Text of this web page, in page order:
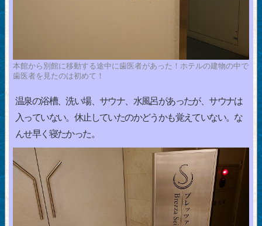
本館から別館に移動する途中に歯医者があった！ホテルの建物の中で
歯医者を見たのは初めて！
温泉の浴槽、洗い場、サウナ、水風呂があったが、サウナは
入っていない。休止していたのかどうかも覚えていない。な
んせ早く寝たかった。